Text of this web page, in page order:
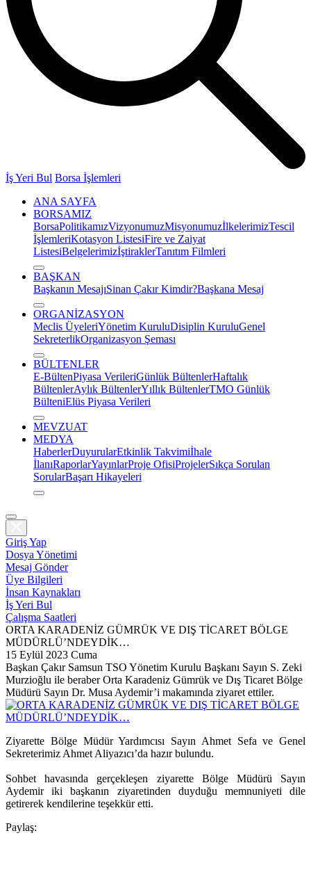
İş Yeri Bul Borsa İşlemleri
ANA SAYFA
BORSAMIZ
BorsaPolitikamızVizyonumuzMisyonumuzİlkelerimizTescil
İşlemleriKotasyon ListesiFire ve Zaiyat
ListesiBelgelerimizİştiraklerTanıtım Filmleri
BAŞKAN
Başkanın MesajıSinan Çakır Kimdir?Başkana Mesaj
ORGANİZASYON
Meclis ÜyeleriYönetim KuruluDisiplin KuruluGenel
SekreterlikOrganizasyon Şeması
BÜLTENLER
E-BültenPiyasa VerileriGünlük BültenlerHaftalık
BültenlerAylık BültenlerYıllık BültenlerTMO Günlük
BülteniElüs Piyasa Verileri
MEVZUAT
MEDYA
HaberlerDuyurularEtkinlik Takvimiİhale
İlanıRaporlarYayınlarProje OfisiProjelerSıkça Sorulan
SorularBaşarı Hikayeleri
Giriş Yap
Dosya Yönetimi
Mesaj Gönder
Üye Bilgileri
İnsan Kaynakları
İş Yeri Bul
Çalışma Saatleri
ORTA KARADENİZ GÜMRÜK VE DIŞ TİCARET BÖLGE
MÜDÜRLÜ’NDEYDİK…
15 Eylül 2023 Cuma
Başkan Çakır Samsun TSO Yönetim Kurulu Başkanı Sayın S. Zeki
Murzioğlu ile beraber Orta Karadeniz Gümrük ve Dış Ticaret Bölge
Müdürü Sayın Dr. Musa Aydemir’i makamında ziyaret ettiler.
Ziyarette Bölge Müdür Yardımcısı Sayın Ahmet Sefa ve Genel
Sekreterimiz Ahmet Aliyazıcı’da hazır bulundu.
Sohbet havasında gerçekleşen ziyarette Bölge Müdürü Sayın
Aydemir iki başkanın ziyaretinden duyduğu memnuniyeti dile
getirerek kendilerine teşekkür etti.
Paylaş: